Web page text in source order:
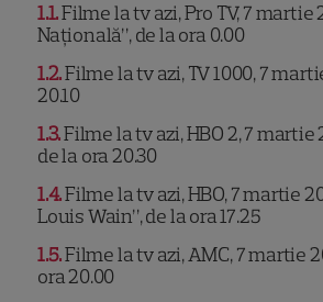
1.1 Filme la tv azi, Pro TV, 7 martie
Naţională”, de la ora 0.00
1.2 Filme la tv azi, TV 1000, 7
20.10
1.3 Filme la tv azi, HBO 2, 7 martie
de la ora 20.30
1.4 Filme la tv azi, HBO, 7 martie
Louis Wain”, de la ora 17.25
1.5 Filme la tv azi, AMC, 7 martie
ora 20.00